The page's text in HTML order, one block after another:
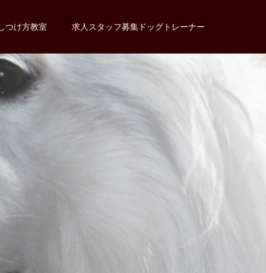
つけ方教室 求人スタッフ募集ドッグトレーナー